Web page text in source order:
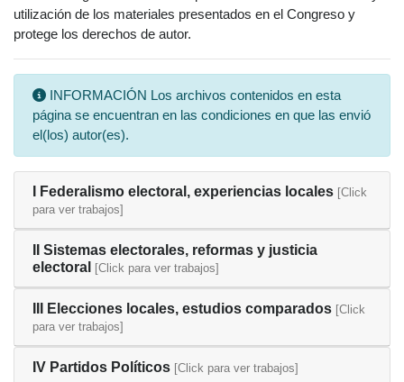
utilización de los materiales presentados en el Congreso y
protege los derechos de autor.
INFORMACIÓN Los archivos contenidos en esta
página se encuentran en las condiciones en que las envió
el(los) autor(es).
I Federalismo electoral, experiencias locales [Click
para ver trabajos]
II Sistemas electorales, reformas y justicia
electoral
[Click para ver trabajos]
III Elecciones locales, estudios comparados [Click
para ver trabajos]
IV Partidos Políticos [Click para ver trabajos]